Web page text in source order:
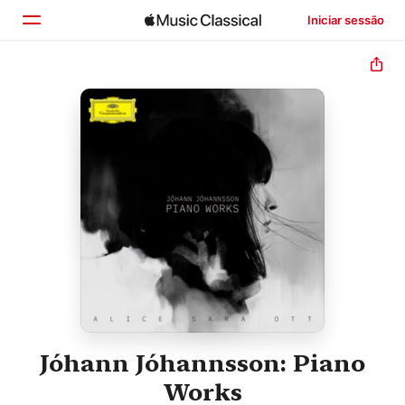
Iniciar sessão
Início
Explorar
Buscar
Jóhann Jóhannsson: Piano
Works